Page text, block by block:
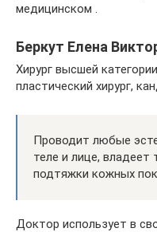
медицинском .
Беркут Елена
Хирург высшей
пластический хирург,
Проводит любые
теле и лице, владеет
подтяжки кожных
Доктор использует в